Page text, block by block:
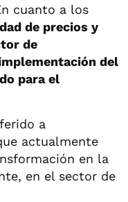
cuanto a los
de precios y
de
del
para el
a
actualmente
en la
en el sector de